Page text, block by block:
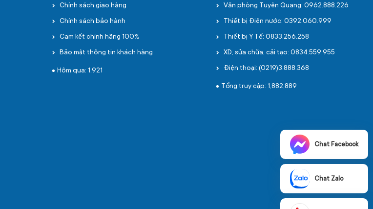
Chính sách giao hàng
Chính sách bảo hành
Cam kết chính hãng 100%
Bảo mật thông tin khách hàng
Hôm qua: 1,921
Văn phòng Tuyên Quang: 0962.888.226
Thiết bị Điện nước: 0392.060.999
Thiết bị Y Tế: 0833.256.258
XD, sửa chữa, cải tạo: 0834.559.955
Điện thoại: (0219)3.888.368
Tổng truy cập: 1,882,889
Chat Facebook
Chat Zalo